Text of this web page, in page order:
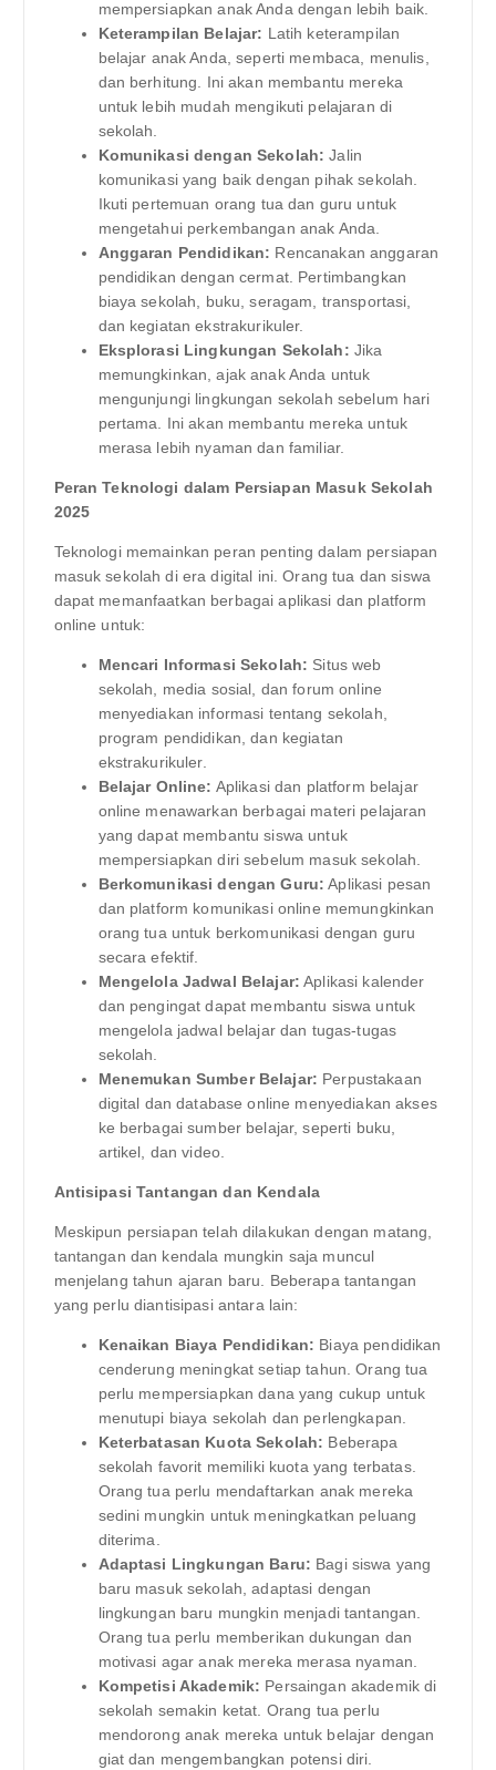
mempersiapkan anak Anda dengan lebih baik.
Keterampilan Belajar: Latih keterampilan
belajar anak Anda, seperti membaca, menulis,
dan berhitung. Ini akan membantu mereka
untuk lebih mudah mengikuti pelajaran di
sekolah.
Komunikasi dengan Sekolah: Jalin
komunikasi yang baik dengan pihak sekolah.
Ikuti pertemuan orang tua dan guru untuk
mengetahui perkembangan anak Anda.
Anggaran Pendidikan: Rencanakan anggaran
pendidikan dengan cermat. Pertimbangkan
biaya sekolah, buku, seragam, transportasi,
dan kegiatan ekstrakurikuler.
Eksplorasi Lingkungan Sekolah: Jika
memungkinkan, ajak anak Anda untuk
mengunjungi lingkungan sekolah sebelum hari
pertama. Ini akan membantu mereka untuk
merasa lebih nyaman dan familiar.
Peran Teknologi dalam Persiapan Masuk Sekolah
2025
Teknologi memainkan peran penting dalam persiapan
masuk sekolah di era digital ini. Orang tua dan siswa
dapat memanfaatkan berbagai aplikasi dan platform
online untuk:
Mencari Informasi Sekolah: Situs web
sekolah, media sosial, dan forum online
menyediakan informasi tentang sekolah,
program pendidikan, dan kegiatan
ekstrakurikuler.
Belajar Online: Aplikasi dan platform belajar
online menawarkan berbagai materi pelajaran
yang dapat membantu siswa untuk
mempersiapkan diri sebelum masuk sekolah.
Berkomunikasi dengan Guru: Aplikasi pesan
dan platform komunikasi online memungkinkan
orang tua untuk berkomunikasi dengan guru
secara efektif.
Mengelola Jadwal Belajar: Aplikasi kalender
dan pengingat dapat membantu siswa untuk
mengelola jadwal belajar dan tugas-tugas
sekolah.
Menemukan Sumber Belajar: Perpustakaan
digital dan database online menyediakan akses
ke berbagai sumber belajar, seperti buku,
artikel, dan video.
Antisipasi Tantangan dan Kendala
Meskipun persiapan telah dilakukan dengan matang,
tantangan dan kendala mungkin saja muncul
menjelang tahun ajaran baru. Beberapa tantangan
yang perlu diantisipasi antara lain:
Kenaikan Biaya Pendidikan: Biaya pendidikan
cenderung meningkat setiap tahun. Orang tua
perlu mempersiapkan dana yang cukup untuk
menutupi biaya sekolah dan perlengkapan.
Keterbatasan Kuota Sekolah: Beberapa
sekolah favorit memiliki kuota yang terbatas.
Orang tua perlu mendaftarkan anak mereka
sedini mungkin untuk meningkatkan peluang
diterima.
Adaptasi Lingkungan Baru: Bagi siswa yang
baru masuk sekolah, adaptasi dengan
lingkungan baru mungkin menjadi tantangan.
Orang tua perlu memberikan dukungan dan
motivasi agar anak mereka merasa nyaman.
Kompetisi Akademik: Persaingan akademik di
sekolah semakin ketat. Orang tua perlu
mendorong anak mereka untuk belajar dengan
giat dan mengembangkan potensi diri.